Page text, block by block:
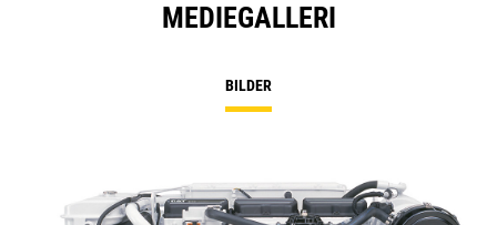
MEDIEGALLERI
BILDER